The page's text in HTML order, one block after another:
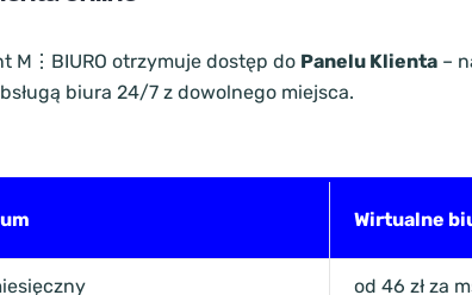
M⋮BIURO otrzymuje dostęp do Panelu Klienta–
biura 24/7 z dowolnego miejsca.
Wirtualne
od 46 zł za